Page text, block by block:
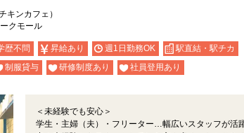
ンカフェ）
クモール
歴不問 昇給あり 週1日勤務OK
駅直結・駅チカ
制服貸与 研修制度あり 社員登用あり
＜未経験でも安心＞
学生・主婦（夫）・フリーター…幅広いスタッフが活